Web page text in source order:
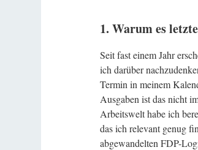
1. Warum es
Seit fast einem Jahr
ich darüber
Termin in meinem
Ausgaben ist das nicht
Arbeitswelt habe ich
das ich relevant genug
abgewandelten FDP-